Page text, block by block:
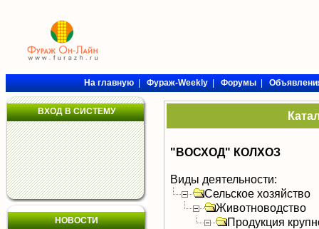
На главную|Фураж-Weekly|Форумы|
ВХОД В СИСТЕМУ
НОВОСТИ
"ВОСХОД" КОЛХОЗ
Виды деятельности:
Сельское хозяйство
Животноводство
Продукция